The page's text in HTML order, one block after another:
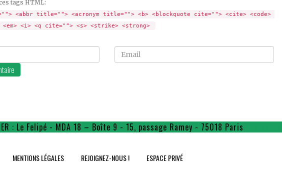
tags HTML:
<abbr title=""> <acronym title=""> <b> <blockquote cite=""> <cite> <code>
<em> <i> <q cite=""> <s> <strike> <strong>
Email
: Le Felipé - MDA 18 – Boîte 9 - 15, passage Ramey - 75018 Paris
MENTIONS LÉGALES REJOIGNEZ-NOUS ! ESPACE PRIVÉ